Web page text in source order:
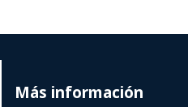
Más información